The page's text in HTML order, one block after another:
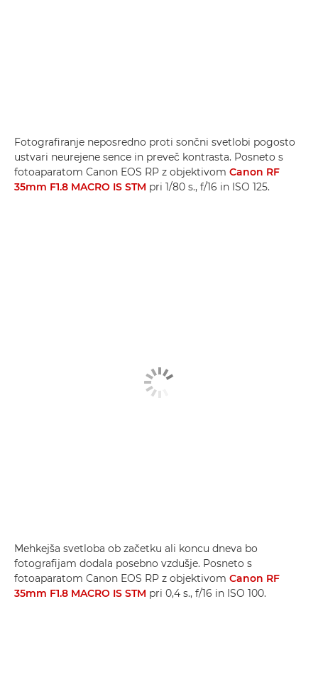
Fotografiranje neposredno proti sončni svetlobi pogosto
ustvari neurejene sence in preveč kontrasta. Posneto s
fotoaparatom Canon EOS RP z objektivom Canon RF
35mm F1.8 MACRO IS STM pri 1/80 s., f/16 in ISO 125.
Mehkejša svetloba ob začetku ali koncu dneva bo
fotografijam dodala posebno vzdušje. Posneto s
fotoaparatom Canon EOS RP z objektivom Canon RF
35mm F1.8 MACRO IS STM pri 0,4 s., f/16 in ISO 100.